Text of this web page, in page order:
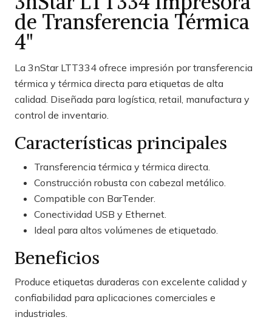
de Transferencia Térmica
4"
La 3nStar LTT334 ofrece impresión por transferencia
térmica y térmica directa para etiquetas de alta
calidad. Diseñada para logística, retail, manufactura y
control de inventario.
Características principales
Transferencia térmica y térmica directa.
Construcción robusta con cabezal metálico.
Compatible con BarTender.
Conectividad USB y Ethernet.
Ideal para altos volúmenes de etiquetado.
Beneficios
Produce etiquetas duraderas con excelente calidad y
confiabilidad para aplicaciones comerciales e
industriales.